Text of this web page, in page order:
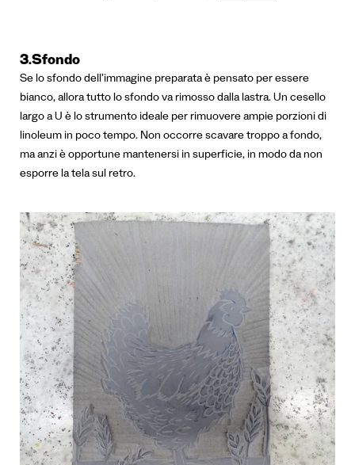
3.Sfondo
Se lo sfondo dell’immagine preparata è pensato per essere
bianco, allora tutto lo sfondo va rimosso dalla lastra. Un cesello
largo a U è lo strumento ideale per rimuovere ampie porzioni di
linoleum in poco tempo. Non occorre scavare troppo a fondo,
ma anzi è opportune mantenersi in superficie, in modo da non
esporre la tela sul retro.